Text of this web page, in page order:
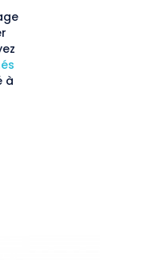
à